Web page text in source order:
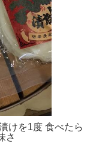
けを1度 食べたら
さ